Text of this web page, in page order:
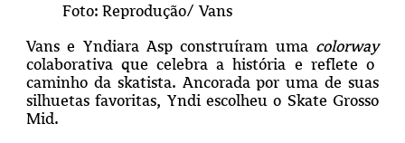
Foto: Reprodução/ Vans
Vans e Yndiara Asp construíram uma colorway
colaborativa que celebra a história e reflete o
caminho da skatista. Ancorada por uma de suas
silhuetas favoritas, Yndi escolheu o Skate Grosso
Mid.